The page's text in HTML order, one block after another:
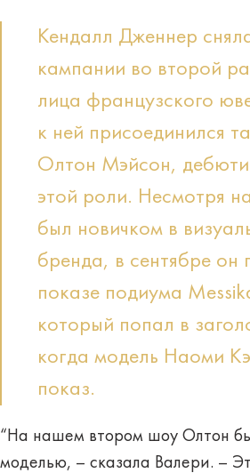
Кендалл Дженнер
кампании во второй
лица французского
к ней присоединился
Олтон Мэйсон,
этой роли. Несмотря
был новичком в
бренда, в сентябре он
показе подиума
который попал в
когда модель Наоми
показ.
“На нашем втором шоу Олтон
моделью, – сказала Валери. –